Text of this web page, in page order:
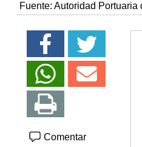
Fuente: Autoridad Portuaria
Comentar